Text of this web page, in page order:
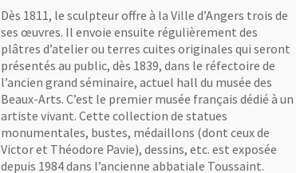
Dès 1811, le sculpteur offre à la Ville d’Angers trois de
ses œuvres. Il envoie ensuite régulièrement des
plâtres d’atelier ou terres cuites originales qui seront
présentés au public, dès 1839, dans le réfectoire de
l’ancien grand séminaire, actuel hall du musée des
Beaux-Arts. C’est le premier musée français dédié à un
artiste vivant. Cette collection de statues
monumentales, bustes, médaillons (dont ceux de
Victor et Théodore Pavie), dessins, etc. est exposée
depuis 1984 dans l’ancienne abbatiale Toussaint.